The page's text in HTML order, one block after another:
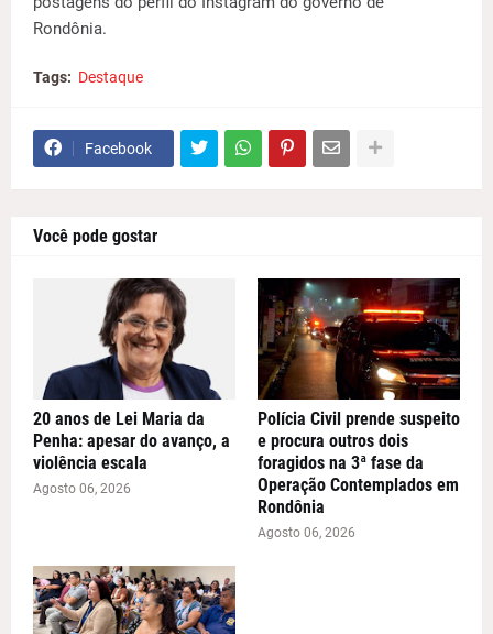
Rondônia.
Tags: Destaque
Facebook
Você pode gostar
20 anos de Lei Maria da
Penha: apesar do avanço, a
violência escala
Agosto 06, 2026
Polícia Civil prende suspeito
e procura outros dois
foragidos na 3ª fase da
Operação Contemplados em
Rondônia
Agosto 06, 2026